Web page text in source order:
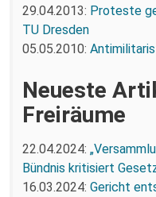
29.04.2013: Proteste
TU Dresden
05.05.2010:
Neueste
Freiräume
22.04.2024:
Bündnis kritisiert
16.03.2024: Gericht